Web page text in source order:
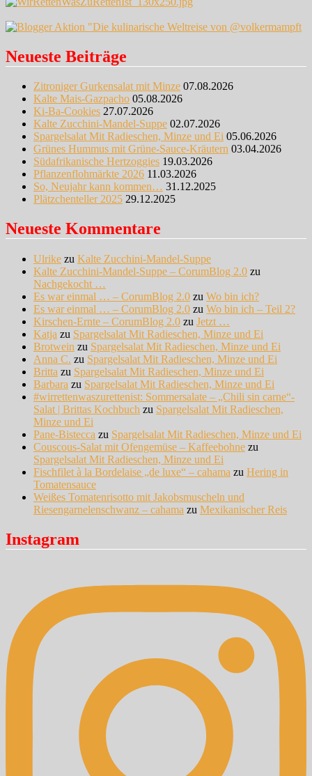
Neueste Beiträge
Zitroniger Gurkensalat mit Minze 07.08.2026
Kalte Mais-Gazpacho 05.08.2026
Ki-Ba-Cookies 27.07.2026
Kalte Zucchini-Mandel-Suppe 02.07.2026
Spargelsalat Mit Radieschen, Minze und Ei 05.06.2026
Grünes Hummus mit Grüne-Sauce-Kräutern 03.04.2026
Südafrikanische Hertzoggies 19.03.2026
Pflanzenflohmärkte 2026 11.03.2026
So, Neujahr kann kommen… 31.12.2025
Plätzchenteller 2025 29.12.2025
Neueste Kommentare
Ulrike zu Kalte Zucchini-Mandel-Suppe
Kalte Zucchini-Mandel-Suppe – CorumBlog 2.0 zu
Nachgekocht …
Es war einmal … – CorumBlog 2.0 zu Wo bin ich?
Es war einmal … – CorumBlog 2.0 zu Wo bin ich – Teil 2?
Kirschen-Ernte – CorumBlog 2.0 zu Jetzt …
Katja zu Spargelsalat Mit Radieschen, Minze und Ei
Brotwein zu Spargelsalat Mit Radieschen, Minze und Ei
Anna C. zu Spargelsalat Mit Radieschen, Minze und Ei
Britta zu Spargelsalat Mit Radieschen, Minze und Ei
Barbara zu Spargelsalat Mit Radieschen, Minze und Ei
#wirrettenwaszurettenist: Sommersalate – „Chili sin carne“-
Salat | Brittas Kochbuch zu Spargelsalat Mit Radieschen,
Minze und Ei
Pane-Bistecca zu Spargelsalat Mit Radieschen, Minze und Ei
Couscous-Salat mit Ofengemüse – Kaffeebohne zu
Spargelsalat Mit Radieschen, Minze und Ei
Fischfilet à la Bordelaise „de luxe“ – cahama zu Hering in
Tomatensauce
Weißes Tomatenrisotto mit Jakobsmuscheln und
Riesengarnelenschwanz – cahama zu Mexikanischer Reis
Instagram